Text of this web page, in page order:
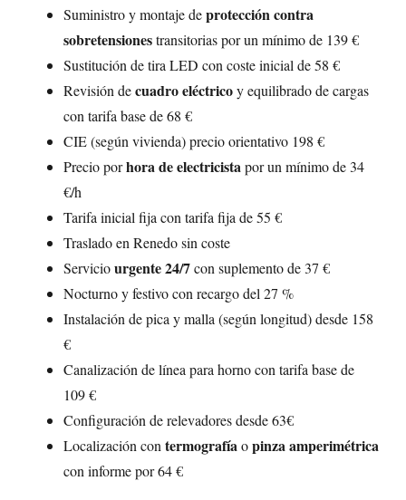
Suministro y montaje deprotección contra
sobretensionestransitorias por un mínimo de 139 €
Sustitución de tira LED con coste inicial de 58 €
Revisión decuadro eléctricoy equilibrado de cargas
con tarifa base de 68 €
CIE (según vivienda) precio orientativo 198 €
Precio porhora de electricistapor un mínimo de 34
€/h
Tarifa inicial fija con tarifa fija de 55 €
Traslado en Renedo sin coste
Serviciourgente 24/7con suplemento de 37 €
Nocturno y festivo con recargo del 27 %
Instalación de pica y malla (según longitud) desde 158
€
Canalización de línea para horno con tarifa base de
109 €
Configuración de relevadores desde 63€
Localización con termografíaopinza amperimétrica
con informe por 64 €